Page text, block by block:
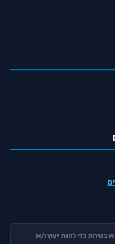
בשירות כדי להוות ייעוץ ו/או